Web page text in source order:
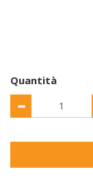
Quantità